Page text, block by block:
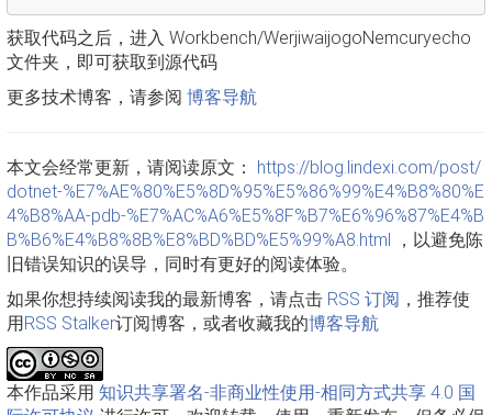
获取代码之后，进入 Workbench/WerjiwaijogoNemcuryecho
文件夹，即可获取到源代码
更多技术博客，请参阅 博客导航
本文会经常更新，请阅读原文： https://blog.lindexi.com/post/
dotnet-%E7%AE%80%E5%8D%95%E5%86%99%E4%B8%80%E
4%B8%AA-pdb-%E7%AC%A6%E5%8F%B7%E6%96%87%E4%B
B%B6%E4%B8%8B%E8%BD%BD%E5%99%A8.html ，以避免陈
旧错误知识的误导，同时有更好的阅读体验。
如果你想持续阅读我的最新博客，请点击 RSS 订阅 ，推荐使
用RSS Stalker订阅博客，或者收藏我的博客导航
本作品采用 知识共享署名-非商业性使用-相同方式共享 4.0 国